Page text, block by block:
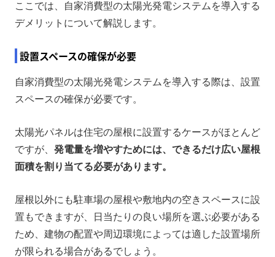
ここでは、自家消費型の太陽光発電システムを導入する
デメリットについて解説します。
設置スペースの確保が必要
自家消費型の太陽光発電システムを導入する際は、設置
スペースの確保が必要です。
太陽光パネルは住宅の屋根に設置するケースがほとんど
ですが、 発電量を増やすためには、できるだけ広い屋根
面積を割り当てる必要があります。
屋根以外にも駐車場の屋根や敷地内の空きスペースに設
置もできますが、日当たりの良い場所を選ぶ必要がある
ため、建物の配置や周辺環境によっては適した設置場所
が限られる場合があるでしょう。